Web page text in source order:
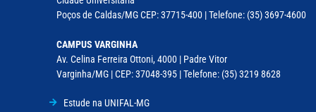
Poços de Caldas/MG CEP: 37715-400 | Telefone: (35) 3697-4600
CAMPUS VARGINHA
Av. Celina Ferreira Ottoni, 4000 | Padre Vitor
Varginha/MG | CEP: 37048-395 | Telefone: (35) 3219 8628
Estude na UNIFAL-MG